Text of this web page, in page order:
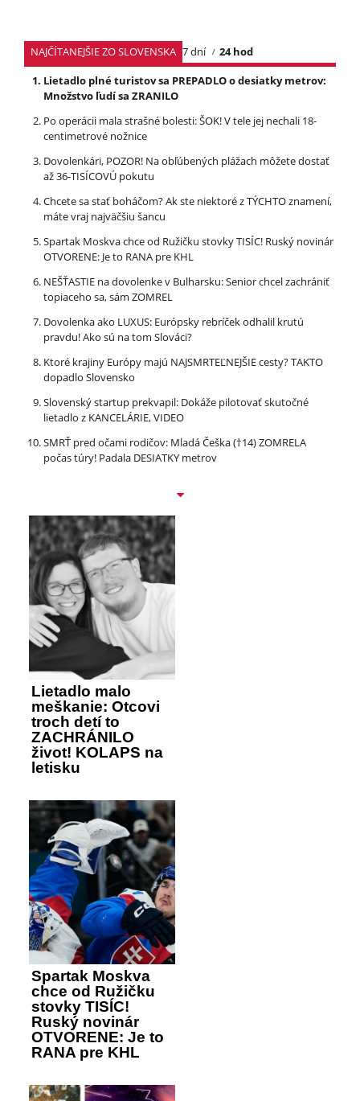
NAJČÍTANEJŠIE ZO SLOVENSKA 7 dní
24 hod
Lietadlo plné turistov sa PREPADLO o desiatky metrov:
Množstvo ľudí sa ZRANILO
Po operácii mala strašné bolesti: ŠOK! V tele jej nechali 18-
centimetrové nožnice
Dovolenkári, POZOR! Na obľúbených plážach môžete dostať
až 36-TISÍCOVÚ pokutu
Chcete sa stať boháčom? Ak ste niektoré z TÝCHTO znamení,
máte vraj najväčšiu šancu
Spartak Moskva chce od Ružičku stovky TISÍC! Ruský novinár
OTVORENE: Je to RANA pre KHL
NEŠŤASTIE na dovolenke v Bulharsku: Senior chcel zachrániť
topiaceho sa, sám ZOMREL
Dovolenka ako LUXUS: Európsky rebríček odhalil krutú
pravdu! Ako sú na tom Slováci?
Ktoré krajiny Európy majú NAJSMRTEĽNEJŠIE cesty? TAKTO
dopadlo Slovensko
Slovenský startup prekvapil: Dokáže pilotovať skutočné
lietadlo z KANCELÁRIE, VIDEO
SMRŤ pred očami rodičov: Mladá Češka (†14) ZOMRELA
počas túry! Padala DESIATKY metrov
Lietadlo malo
meškanie: Otcovi
troch detí to
ZACHRÁNILO
život! KOLAPS na
letisku
Spartak Moskva
chce od Ružičku
stovky TISÍC!
Ruský novinár
OTVORENE: Je to
RANA pre KHL